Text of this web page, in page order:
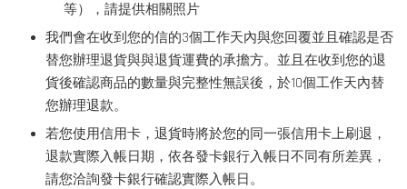
等），請提供相關照片
我們會在收到您的信的3個工作天內與您回覆並且確認是否
替您辦理退貨與與退貨運費的承擔方。並且在收到您的退
貨後確認商品的數量與完整性無誤後，於10個工作天內替
您辦理退款。
若您使用信用卡，退貨時將於您的同一張信用卡上刷退，
退款實際入帳日期，依各發卡銀行入帳日不同有所差異，
請您洽詢發卡銀行確認實際入帳日。